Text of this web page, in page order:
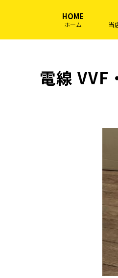
HOME
ホーム 当
電線 VVF